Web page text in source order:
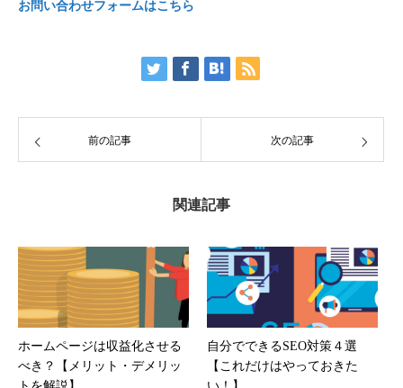
お問い合わせフォームはこちら
前の記事 次の記事
関連記事
ホームページは収益化させる
べき？【メリット・デメリッ
自分でできるSEO対策４選
【これだけはやっておきた